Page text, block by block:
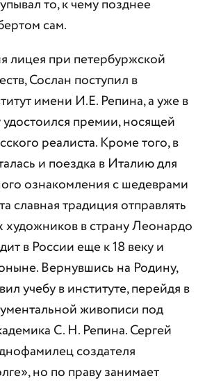
то, к чему позднее
сам.
лицея при петербуржской
Сослан поступил в
имени И.Е. Репина, а уже в
премии, носящей
реалиста. Кроме того, в
и поездка в Италию для
ознакомления с шедеврами
славная традиция отправлять
в страну Леонардо
в России еще к 18 веку и
Вернувшись на Родину,
учебу в институте, перейдя в
живописи под
С. Н. Репина. Сергей
создателя
но по праву занимает